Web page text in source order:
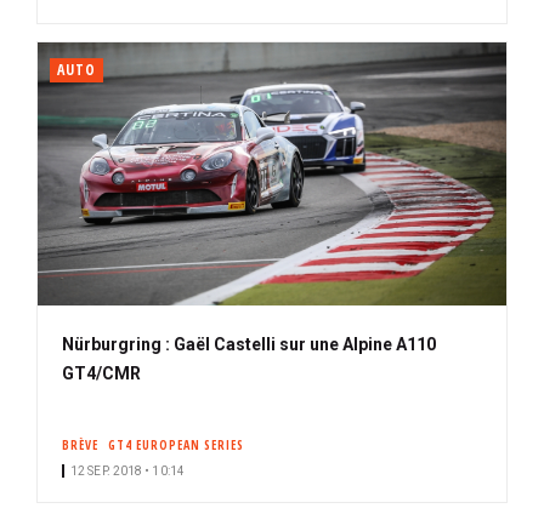
AUTO
Nürburgring : Gaël Castelli sur une Alpine A110
GT4/CMR
BRÈVE GT4 EUROPEAN SERIES
12 SEP. 2018 • 10:14